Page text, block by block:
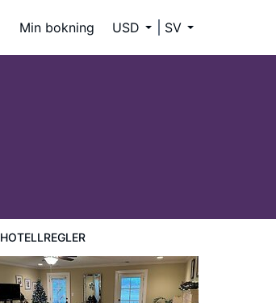
Min bokning USD SV
HOTELLREGLER